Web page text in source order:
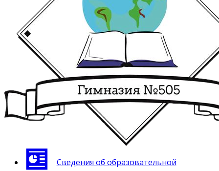
Сведения об образовательной